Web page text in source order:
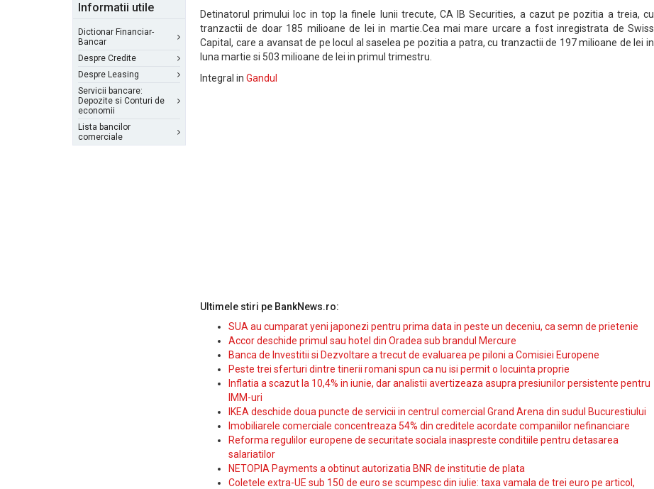
Informatii utile
Dictionar Financiar-
Bancar
Despre Credite
Despre Leasing
Servicii bancare:
Depozite si Conturi de
economii
Lista bancilor
comerciale
Detinatorul primului loc in top la finele lunii trecute, CA IB Securities, a cazut pe pozitia a treia, cu
tranzactii de doar 185 milioane de lei in martie.Cea mai mare urcare a fost inregistrata de Swiss
Capital, care a avansat de pe locul al saselea pe pozitia a patra, cu tranzactii de 197 milioane de lei in
luna martie si 503 milioane de lei in primul trimestru.
Integral in Gandul
Ultimele stiri pe BankNews.ro:
SUA au cumparat yeni japonezi pentru prima data in peste un deceniu, ca semn de prietenie
Accor deschide primul sau hotel din Oradea sub brandul Mercure
Banca de Investitii si Dezvoltare a trecut de evaluarea pe piloni a Comisiei Europene
Peste trei sferturi dintre tinerii romani spun ca nu isi permit o locuinta proprie
Inflatia a scazut la 10,4% in iunie, dar analistii avertizeaza asupra presiunilor persistente pentru
IMM-uri
IKEA deschide doua puncte de servicii in centrul comercial Grand Arena din sudul Bucurestiului
Imobiliarele comerciale concentreaza 54% din creditele acordate companiilor nefinanciare
Reforma regulilor europene de securitate sociala inaspreste conditiile pentru detasarea
salariatilor
NETOPIA Payments a obtinut autorizatia BNR de institutie de plata
Coletele extra-UE sub 150 de euro se scumpesc din iulie: taxa vamala de trei euro pe articol,